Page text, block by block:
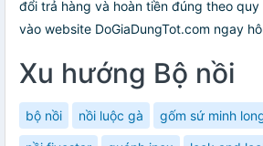
đổi trả hàng và hoàn tiền đúng theo
vào website DoGiaDungTot.com ngay
Xu hướng Bộ nồi
bộ nồi nồi luộc gà gốm sứ minh